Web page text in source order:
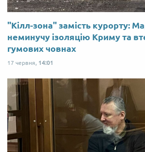
"Кілл-зона" замість курорту:
неминучу ізоляцію Криму та
гумових човнах
17 червня, 14:01